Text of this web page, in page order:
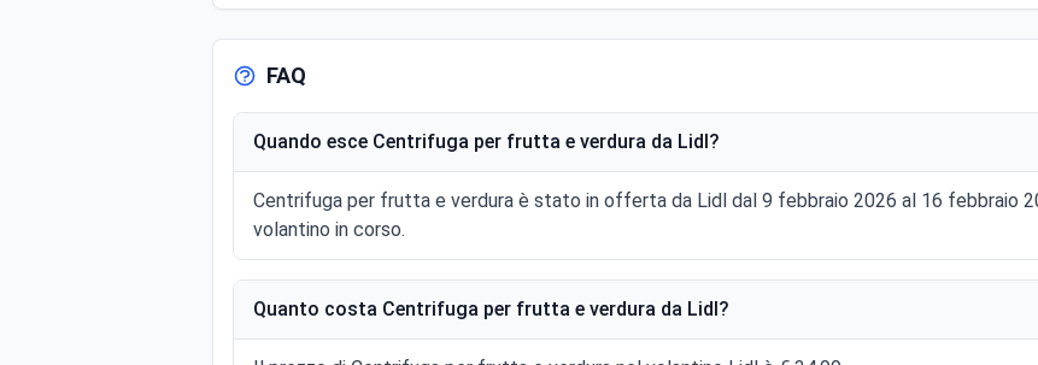
FAQ
Quando esce Centrifuga per frutta e verdura da Lidl?
Centrifuga per frutta e verdura è stato in offerta da Lidl dal 9 febbraio 2026 al 16 febbraio
volantino in corso.
Quanto costa Centrifuga per frutta e verdura da Lidl?